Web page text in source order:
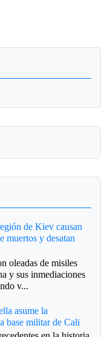
de Kiev causan
muertos y desatan
oleadas de misiles
y sus inmediaciones
v...
asume la
base militar de Cali